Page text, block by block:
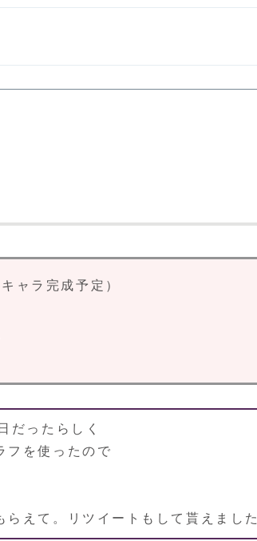
ラ完成予定）
ったらしく
フを使ったので
えて。リツイートもして貰えました